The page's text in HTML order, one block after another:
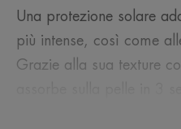
Una protezione solare
più intense, così come
Grazie alla sua texture